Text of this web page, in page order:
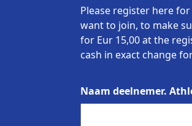
Please register here
want to join, to make
for Eur 15,00 at the
cash in exact change
Naam deelnemer.